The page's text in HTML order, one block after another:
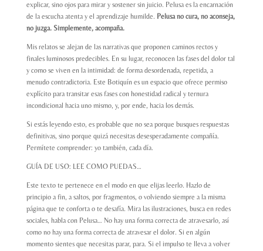
explicar, sino ojos para mirar y sostener sin juicio. Pelusa es la encarnación
de la escucha atenta y el aprendizaje humilde. Pelusa no cura, no aconseja,
no juzga. Simplemente, acompaña.
Mis relatos se alejan de las narrativas que proponen caminos rectos y
finales luminosos predecibles. En su lugar, reconocen las fases del dolor tal
y como se viven en la intimidad: de forma desordenada, repetida, a
menudo contradictoria. Este Botiquín es un espacio que ofrece permiso
explícito para transitar esas fases con honestidad radical y ternura
incondicional hacia uno mismo, y, por ende, hacia los demás.
Si estás leyendo esto, es probable que no sea porque busques respuestas
definitivas, sino porque quizá necesitas desesperadamente compañía.
Permítete comprender: yo también, cada día.
GUÍA DE USO: LEE COMO PUEDAS…
Este texto te pertenece en el modo en que elijas leerlo. Hazlo de
principio a fin, a saltos, por fragmentos, o volviendo siempre a la misma
página que te conforta o te desafía. Mira las ilustraciones, busca en redes
sociales, habla con Pelusa… No hay una forma correcta de atravesarlo, así
como no hay una forma correcta de atravesar el dolor. Si en algún
momento sientes que necesitas parar, para. Si el impulso te lleva a volver